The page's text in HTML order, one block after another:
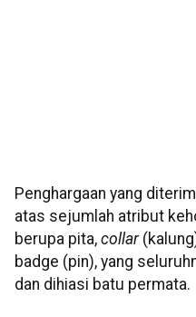
Penghargaan yang
atas sejumlah atribut
berupa pita, collar
badge (pin), yang
dan dihiasi batu permata.